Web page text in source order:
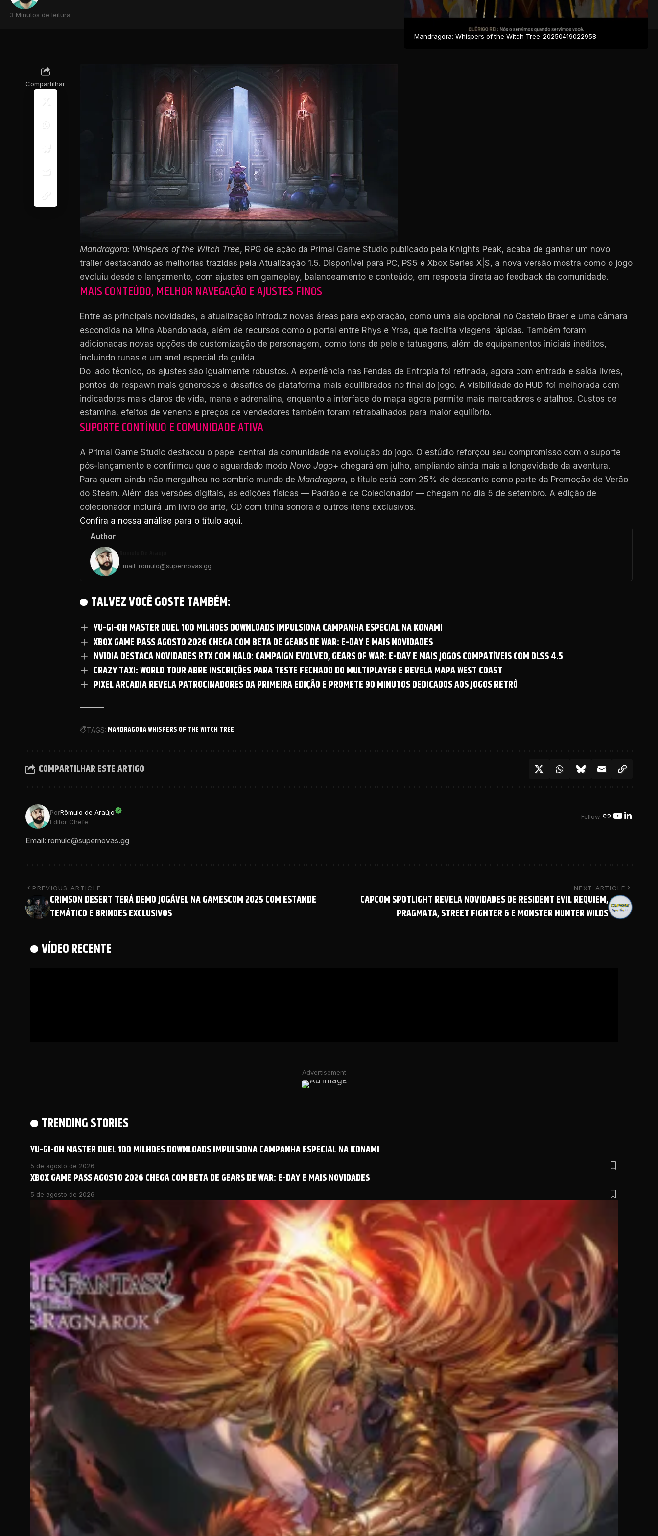
3 Minutos de leitura
Mandragora: Whispers of the Witch Tree_20250419022958
Compartilhar
Mandragora: Whispers of the Witch Tree, RPG de ação da Primal Game Studio publicado pela Knights Peak, acaba de ganhar um novo
trailer destacando as melhorias trazidas pela Atualização 1.5. Disponível para PC, PS5 e Xbox Series X|S, a nova versão mostra como o jogo
evoluiu desde o lançamento, com ajustes em gameplay, balanceamento e conteúdo, em resposta direta ao feedback da comunidade.
MAIS CONTEÚDO, MELHOR NAVEGAÇÃO E AJUSTES FINOS
Entre as principais novidades, a atualização introduz novas áreas para exploração, como uma ala opcional no Castelo Braer e uma câmara
escondida na Mina Abandonada, além de recursos como o portal entre Rhys e Yrsa, que facilita viagens rápidas. Também foram
adicionadas novas opções de customização de personagem, como tons de pele e tatuagens, além de equipamentos iniciais inéditos,
incluindo runas e um anel especial da guilda.
Do lado técnico, os ajustes são igualmente robustos. A experiência nas Fendas de Entropia foi refinada, agora com entrada e saída livres,
pontos de respawn mais generosos e desafios de plataforma mais equilibrados no final do jogo. A visibilidade do HUD foi melhorada com
indicadores mais claros de vida, mana e adrenalina, enquanto a interface do mapa agora permite mais marcadores e atalhos. Custos de
estamina, efeitos de veneno e preços de vendedores também foram retrabalhados para maior equilíbrio.
SUPORTE CONTÍNUO E COMUNIDADE ATIVA
A Primal Game Studio destacou o papel central da comunidade na evolução do jogo. O estúdio reforçou seu compromisso com o suporte
pós-lançamento e confirmou que o aguardado modo Novo Jogo+ chegará em julho, ampliando ainda mais a longevidade da aventura.
Para quem ainda não mergulhou no sombrio mundo de Mandragora, o título está com 25% de desconto como parte da Promoção de Verão
do Steam. Além das versões digitais, as edições físicas — Padrão e de Colecionador — chegam no dia 5 de setembro. A edição de
colecionador incluirá um livro de arte, CD com trilha sonora e outros itens exclusivos.
Confira a nossa análise para o título aqui.
Author
Email: romulo@supernovas.gg
TALVEZ VOCÊ GOSTE TAMBÉM:
YU-GI-OH MASTER DUEL 100 MILHOES DOWNLOADS IMPULSIONA CAMPANHA ESPECIAL NA KONAMI
XBOX GAME PASS AGOSTO 2026 CHEGA COM BETA DE GEARS DE WAR: E-DAY E MAIS NOVIDADES
NVIDIA DESTACA NOVIDADES RTX COM HALO: CAMPAIGN EVOLVED, GEARS OF WAR: E-DAY E MAIS JOGOS COMPATÍVEIS COM DLSS 4.5
CRAZY TAXI: WORLD TOUR ABRE INSCRIÇÕES PARA TESTE FECHADO DO MULTIPLAYER E REVELA MAPA WEST COAST
PIXEL ARCADIA REVELA PATROCINADORES DA PRIMEIRA EDIÇÃO E PROMETE 90 MINUTOS DEDICADOS AOS JOGOS RETRÔ
TAGS: MANDRAGORA WHISPERS OF THE WITCH TREE
COMPARTILHAR ESTE ARTIGO
PorRômulo de Araújo
Editor Chefe
Follow:
Email: romulo@supernovas.gg
PREVIOUS ARTICLE
CRIMSON DESERT TERÁ DEMO JOGÁVEL NA GAMESCOM 2025 COM ESTANDE
TEMÁTICO E BRINDES EXCLUSIVOS
NEXT ARTICLE
CAPCOM SPOTLIGHT REVELA NOVIDADES DE RESIDENT EVIL REQUIEM,
PRAGMATA, STREET FIGHTER 6 E MONSTER HUNTER WILDS
VÍDEO RECENTE
- Advertisement -
TRENDING STORIES
YU-GI-OH MASTER DUEL 100 MILHOES DOWNLOADS IMPULSIONA CAMPANHA ESPECIAL NA KONAMI
5 de agosto de 2026
XBOX GAME PASS AGOSTO 2026 CHEGA COM BETA DE GEARS DE WAR: E-DAY E MAIS NOVIDADES
5 de agosto de 2026